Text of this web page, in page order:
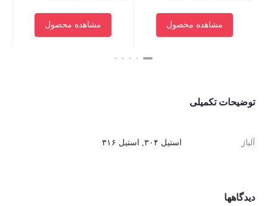
مشاهده محصول
بستن
مشاهده محصول
توضیحات تکمیلی
آلیاژ استیل ۳۰۴, استیل ۳۱۶
دیدگاهها